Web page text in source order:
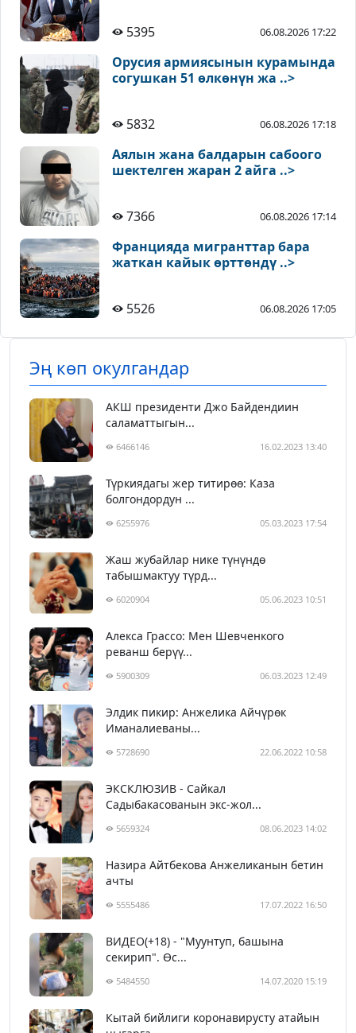
5395 06.08.2026 17:22
Орусия армиясынын курамында
согушкан 51 өлкөнүн жа ..>
5832 06.08.2026 17:18
Аялын жана балдарын сабоого
шектелген жаран 2 айга ..>
7366 06.08.2026 17:14
Францияда мигранттар бара
жаткан кайык өрттөндү ..>
5526 06.08.2026 17:05
Эң көп окулгандар
АКШ президенти Джо Байдендиин
саламаттыгын...
6466146 16.02.2023 13:40
Түркиядагы жер титирөө: Каза
болгондордун ...
6255976 05.03.2023 17:54
Жаш жубайлар нике түнүндө
табышмактуу түрд...
6020904 05.06.2023 10:51
Алекса Грассо: Мен Шевченкого
реванш берүү...
5900309 06.03.2023 12:49
Элдик пикир: Анжелика Айчүрөк
Иманалиеваны...
5728690 22.06.2022 10:58
ЭКСКЛЮЗИВ - Сайкал
Садыбакасованын экс-жол...
5659324 08.06.2023 14:02
Назира Айтбекова Анжеликанын бетин
ачты
5555486 17.07.2022 16:50
ВИДЕО(+18) - "Муунтуп, башына
секирип". Өс...
5484550 14.07.2020 15:19
Кытай бийлиги коронавирусту атайын